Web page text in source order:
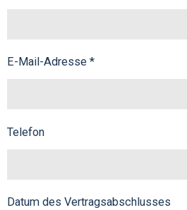
E-Mail-Adresse *
Telefon
Datum des Vertragsabschlusses